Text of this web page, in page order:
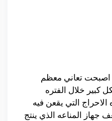
اصبحت تعاني معظم
كبير خلال الفتره
الاحراج التي يقعن فيه
جهاز المناعه الذي ينتج